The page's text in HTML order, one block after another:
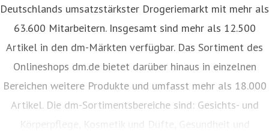
Deutschlands umsatzstärkster Drogeriemarkt mit mehr als
63.600 Mitarbeitern. Insgesamt sind mehr als 12.500
Artikel in den dm-Märkten verfügbar. Das Sortiment des
Onlineshops dm.de bietet darüber hinaus in einzelnen
Bereichen weitere Produkte und umfasst mehr als 18.000
Artikel. Die dm-Sortimentsbereiche sind: Gesichts- und
Körperpflege, Kosmetik und Düfte, Gesundheit und